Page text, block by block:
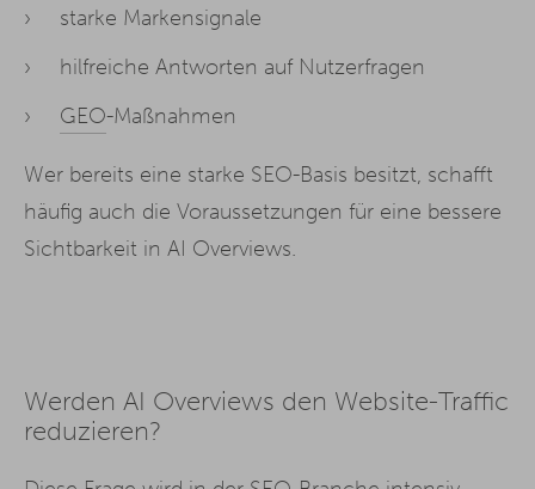
starke Markensignale
hilfreiche Antworten auf Nutzerfragen
GEO-Maßnahmen
Wer bereits eine starke SEO-Basis besitzt, schafft
häufig auch die Voraussetzungen für eine bessere
Sichtbarkeit in AI Overviews.
Werden AI Overviews den Website-Traffic
reduzieren?